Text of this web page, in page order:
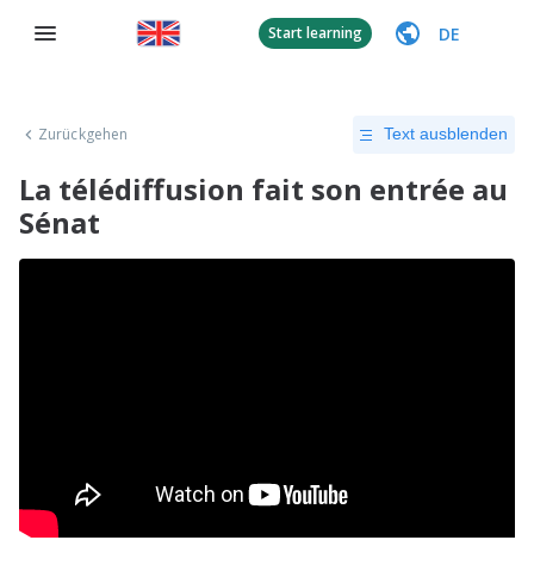
Start learning DE
Zurückgehen Text ausblenden
La télédiffusion fait son entrée au
Sénat